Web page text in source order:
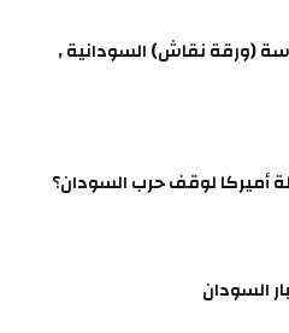
(ورقة نقاش) السودانية ,
السودان